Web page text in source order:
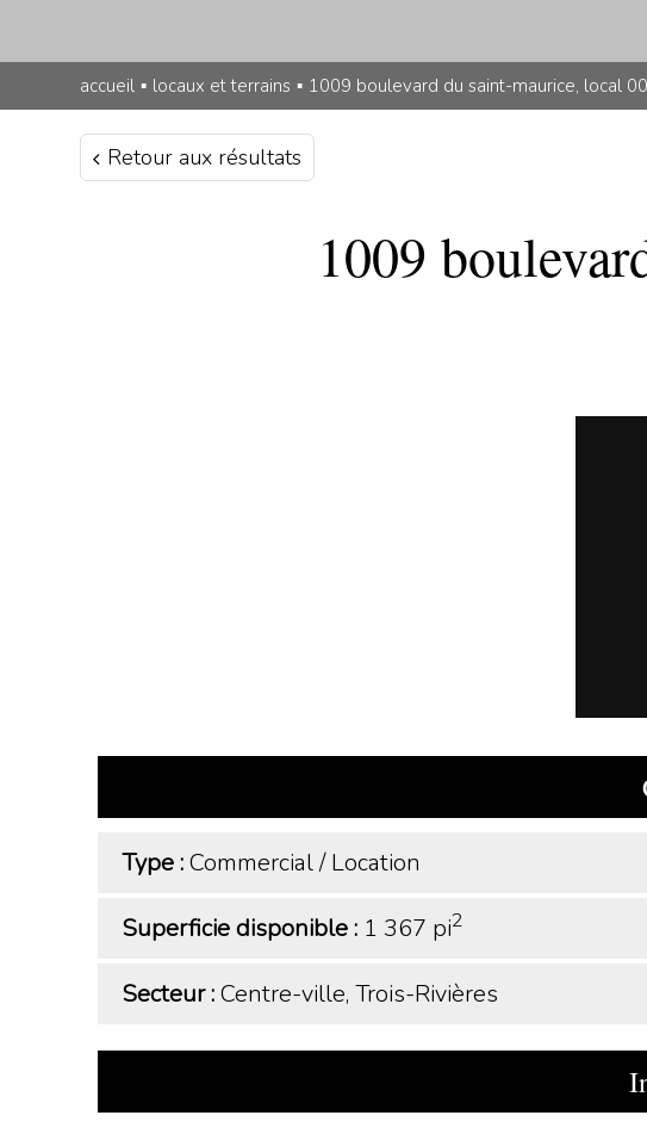
accueil ▪ locaux et terrains ▪ 1009 boulevard du saint-maurice, local
Retour aux résultats
1009
Type :Commercial/Location
Superficie disponible : 1 367 pi2
Secteur :Centre-ville, Trois-Rivières